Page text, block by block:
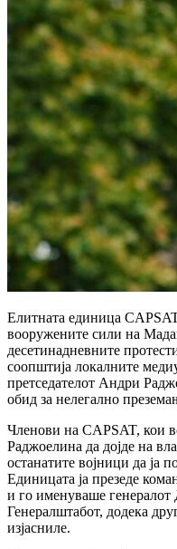
Елитната единица
вооружените сили на
десетинадневните
соопштија локалните
претседателот Андри
обид за нелегално
Членови на CAPSAT, кои
Раджоелина да дојде на
останатите војници да ја
Единицата ја презеде
и го именуваше генералот
Генералштабот, додека
изјасниле.